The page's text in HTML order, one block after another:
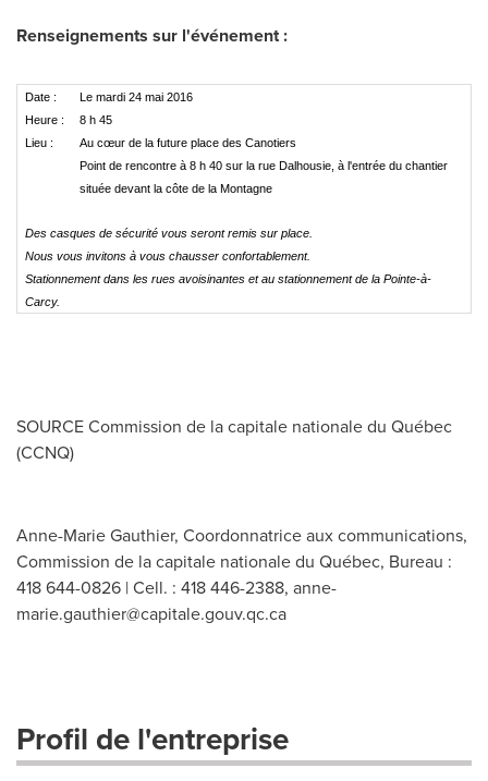
Renseignements sur l'événement :
Date :
Le mardi 24 mai 2016
Heure :
8 h 45
Lieu :
Au cœur de la future place des Canotiers
Point de rencontre à 8 h 40 sur la rue Dalhousie, à l'entrée du chantier
située devant la côte de la Montagne
Des casques de sécurité vous seront remis sur place.
Nous vous invitons à vous chausser confortablement.
Stationnement dans les rues avoisinantes et au stationnement de la Pointe-à-
Carcy.
SOURCE Commission de la capitale nationale du Québec
(CCNQ)
Anne-Marie Gauthier, Coordonnatrice aux communications,
Commission de la capitale nationale du Québec, Bureau :
418 644-0826 | Cell. : 418 446-2388, anne-
marie.gauthier@capitale.gouv.qc.ca
Profil de l'entreprise